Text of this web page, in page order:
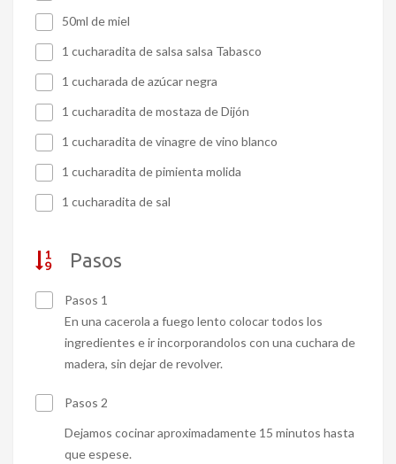
50ml de miel
1 cucharadita de salsa salsa Tabasco
1 cucharada de azúcar negra
1 cucharadita de mostaza de Dijón
1 cucharadita de vinagre de vino blanco
1 cucharadita de pimienta molida
1 cucharadita de sal
Pasos
Pasos 1
En una cacerola a fuego lento colocar todos los
ingredientes e ir incorporandolos con una cuchara de
madera, sin dejar de revolver.
Pasos 2
Dejamos cocinar aproximadamente 15 minutos hasta
que espese.